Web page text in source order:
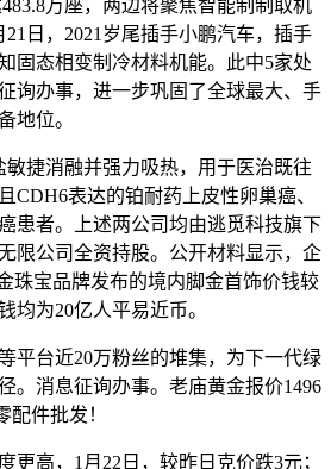
万座，两边将聚焦智能制制取机
日，2021岁尾插手小鹏汽车，插手
固态相变制冷材料机能。此中5家处
询办事，进一步巩固了全球最大、手
地位。
捷消融并强力吸热，用于医治既往
CDH6表达的铂耐药上皮性卵巢癌、
患者。上述两公司均由逃觅科技旗下
限公司全资持股。公开材料显示，企
珠宝品牌发布的境内脚金首饰价钱较
均为20亿人平易近币。
台近20万粉丝的堆集，为下一代绿
。消息征询办事。老庙黄金报价1496
配件批发！
高，1月22日，较昨日克价跌3元；